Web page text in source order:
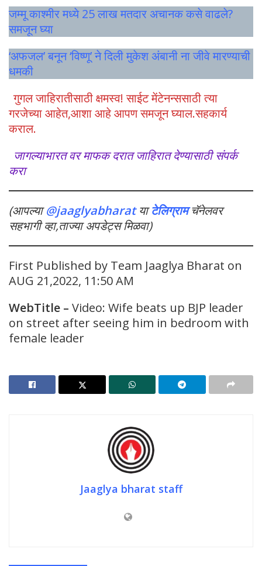
जम्मू काश्मीर मध्ये 25 लाख मतदार अचानक कसे वाढले?
समजून घ्या
‘अफजल’ बनून ‘विष्णू’ ने दिली मुकेश अंबानी ना जीवे मारण्याची
धमकी
गुगल जाहिरातीसाठी क्षमस्व! साईट मेंटेनन्ससाठी त्या
गरजेच्या आहेत,आशा आहे आपण समजून घ्याल.सहकार्य
कराल.
जागल्याभारत वर माफक दरात जाहिरात देण्यासाठी संपर्क
करा
(आपल्या@jaaglyabharat याटेलिग्राम चॅनेलवर
सहभागी व्हा,ताज्या अपडेट्स मिळवा)
First Published by Team Jaaglya Bharat on
AUG 21,2022, 11:50 AM
WebTitle – Video: Wife beats up BJP leader
on street after seeing him in bedroom with
female leader
Jaaglya bharat staff